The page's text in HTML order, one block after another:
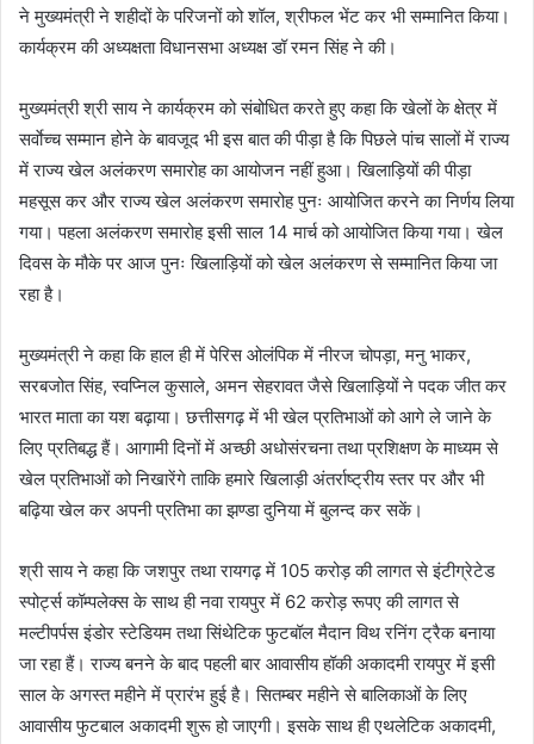
ने मुख्यमंत्री ने शहीदों के परिजनों को शॉल, श्रीफल भेंट कर भी सम्मानित किया।
कार्यक्रम की अध्यक्षता विधानसभा अध्यक्ष डॉ रमन सिंह ने की।
मुख्यमंत्री श्री साय ने कार्यक्रम को संबोधित करते हुए कहा कि खेलों के क्षेत्र में
सर्वाेच्च सम्मान होने के बावजूद भी इस बात की पीड़ा है कि पिछले पांच सालों में राज्य
में राज्य खेल अलंकरण समारोह का आयोजन नहीं हुआ। खिलाड़ियों की पीड़ा
महसूस कर और राज्य खेल अलंकरण समारोह पुनः आयोजित करने का निर्णय लिया
गया। पहला अलंकरण समारोह इसी साल 14 मार्च को आयोजित किया गया। खेल
दिवस के मौके पर आज पुनः खिलाड़ियों को खेल अलंकरण से सम्मानित किया जा
रहा है।
मुख्यमंत्री ने कहा कि हाल ही में पेरिस ओलंपिक में नीरज चोपड़ा, मनु भाकर,
सरबजोत सिंह, स्वप्निल कुसाले, अमन सेहरावत जैसे खिलाड़ियों ने पदक जीत कर
भारत माता का यश बढ़ाया। छत्तीसगढ़ में भी खेल प्रतिभाओं को आगे ले जाने के
लिए प्रतिबद्ध हैं। आगामी दिनों में अच्छी अधोसंरचना तथा प्रशिक्षण के माध्यम से
खेल प्रतिभाओं को निखारेंगे ताकि हमारे खिलाड़ी अंतर्राष्ट्रीय स्तर पर और भी
बढ़िया खेल कर अपनी प्रतिभा का झण्डा दुनिया में बुलन्द कर सकें।
श्री साय ने कहा कि जशपुर तथा रायगढ़ में 105 करोड़ की लागत से इंटीग्रेटेड
स्पोर्ट्स कॉम्पलेक्स के साथ ही नवा रायपुर में 62 करोड़ रूपए की लागत से
मल्टीपर्पस इंडोर स्टेडियम तथा सिंथेटिक फुटबॉल मैदान विथ रनिंग ट्रैक बनाया
जा रहा हैं। राज्य बनने के बाद पहली बार आवासीय हॉकी अकादमी रायपुर में इसी
साल के अगस्त महीने में प्रारंभ हुई है। सितम्बर महीने से बालिकाओं के लिए
आवासीय फुटबाल अकादमी शुरू हो जाएगी। इसके साथ ही एथलेटिक अकादमी,